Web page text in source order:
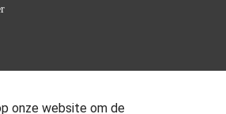
onze website om de